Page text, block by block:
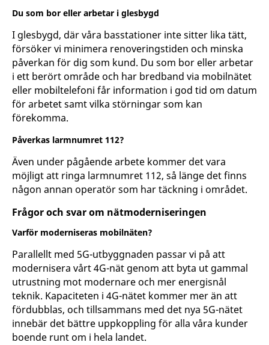
Du som bor eller arbetar i glesbygd
I glesbygd, där våra basstationer inte sitter lika tätt,
försöker vi minimera renoveringstiden och minska
påverkan för dig som kund. Du som bor eller arbetar
i ett berört område och har bredband via mobilnätet
eller mobiltelefoni får information i god tid om datum
för arbetet samt vilka störningar som kan
förekomma.
Påverkas larmnumret 112?
Även under pågående arbete kommer det vara
möjligt att ringa larmnumret 112, så länge det finns
någon annan operatör som har täckning i området.
Frågor och svar om nätmoderniseringen
Varför moderniseras mobilnäten?
Parallellt med 5G-utbyggnaden passar vi på att
modernisera vårt 4G-nät genom att byta ut gammal
utrustning mot modernare och mer energisnål
teknik. Kapaciteten i 4G-nätet kommer mer än att
fördubblas, och tillsammans med det nya 5G-nätet
innebär det bättre uppkoppling för alla våra kunder
boende runt om i hela landet.